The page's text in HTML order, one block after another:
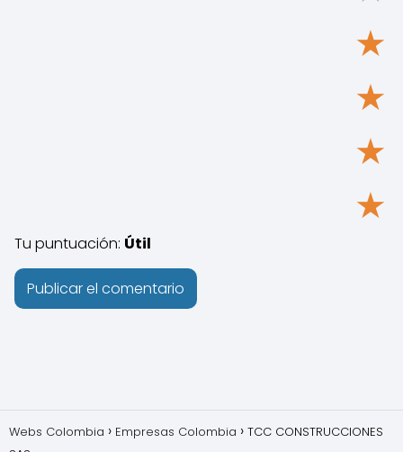
★
★
★
★
Tu puntuación: Útil
Webs Colombia Empresas Colombia
TCC CONSTRUCCIONES